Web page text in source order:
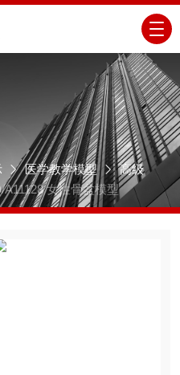
医学教学模型
高级
A11128 女性骨盆模型